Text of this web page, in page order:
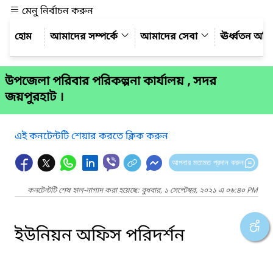
মেনু নির্বাচন করুন
আমাদের সম্পর্কে
আমাদের সেবা ঊর্ধ্বতন
উপজেলা পরিবার পরিকল্পনা কার্যালয় , সদর
জয়পুরহাট ।
এই কনটেন্টটি শেয়ার করতে ক্লিক করুন
আপনার মতামত প্রদান করুন
কনটেন্টটি শেষ হাল-নাগাদ করা হয়েছে: বুধবার, ১ সেপ্টেম্বর, ২০২১ এ ০৬:৪০ PM
ইউনিয়ন অফিস পরিদর্শন